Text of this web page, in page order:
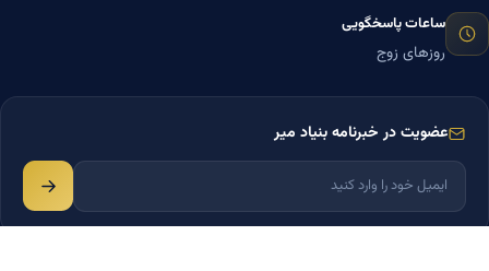
ساعات پاسخگویی
روزهای زوج
عضویت در خبرنامه بنیاد میر